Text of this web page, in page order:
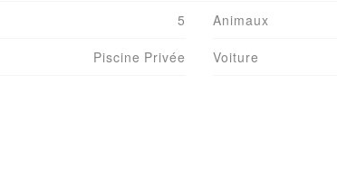
5
Piscine Privée
Animaux
Voiture